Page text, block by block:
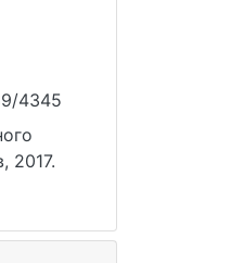
4345
2017.